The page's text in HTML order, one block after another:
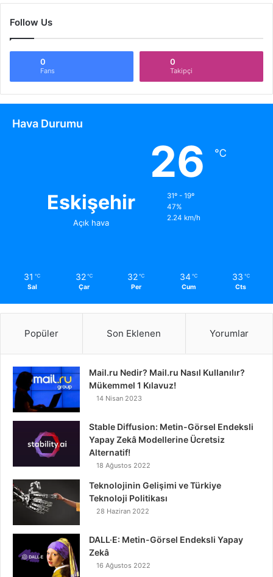
Follow Us
0
Fans
0
Takipçi
Hava Durumu
Eskişehir
Açık hava
26 ℃
31º - 19º
47%
2.24 km/h
31 ℃
Sal
32 ℃
Çar
32 ℃
Per
34 ℃
Cum
33 ℃
Cts
Popüler Son Eklenen Yorumlar
Mail.ru Nedir? Mail.ru Nasıl Kullanılır?
Mükemmel 1 Kılavuz!
14 Nisan 2023
Stable Diffusion: Metin-Görsel Endeksli
Yapay Zekâ Modellerine Ücretsiz
Alternatif!
18 Ağustos 2022
Teknolojinin Gelişimi ve Türkiye
Teknoloji Politikası
28 Haziran 2022
DALL·E: Metin-Görsel Endeksli Yapay
Zekâ
16 Ağustos 2022